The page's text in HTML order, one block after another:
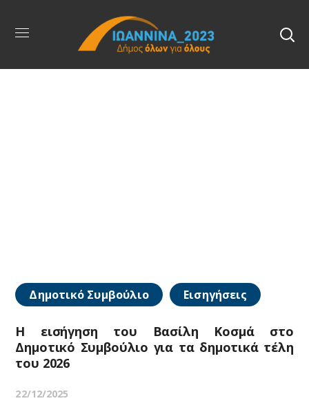
Δημοτικό Συμβούλιο Εισηγήσεις
Η εισήγηση του Βασίλη Κοσμά στο
Δημοτικό Συμβούλιο για τα δημοτικά τέλη
του 2026
22/12/2025